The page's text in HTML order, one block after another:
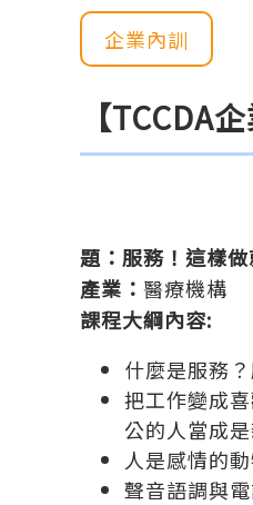
企業內訓
【TCCDA
題： 服務！這樣
產業： 醫療機構
課程大綱內容:
什麼是服務
把工作變成
公的人當成
人是感情的
聲音語調與